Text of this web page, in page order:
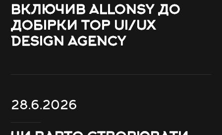
ВКЛЮЧИВ ALLONSY ДО
ДОБІРКИ TOP UI/UX
DESIGN AGENCY
28.6.2026